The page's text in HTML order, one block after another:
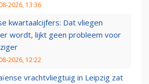
2026, 13:36
kwartaalcijfers: Dat vliegen
wordt, lijkt geen probleem voor
2026, 12:22
vrachtvliegtuig in Leipzig zat